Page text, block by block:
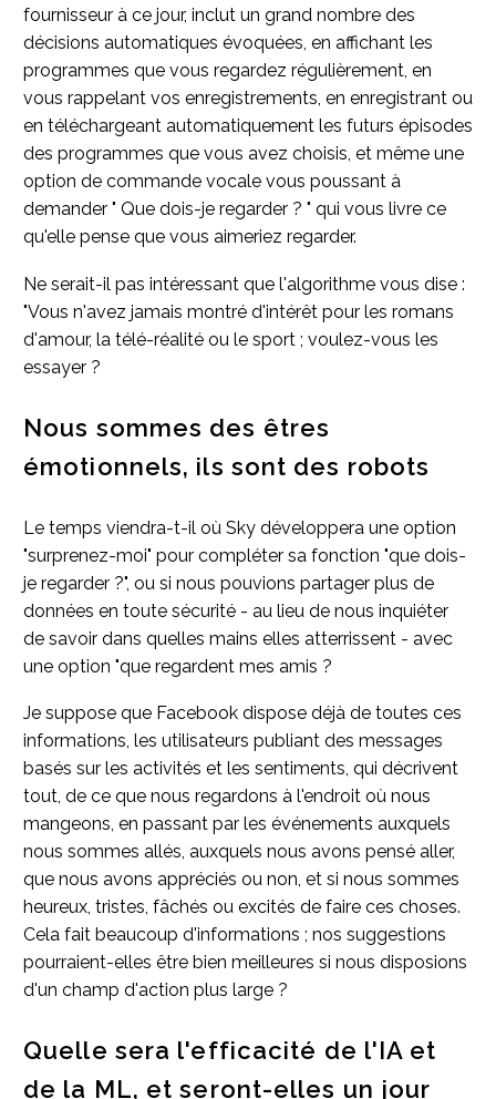
fournisseur à ce jour, inclut un grand nombre des
décisions automatiques évoquées, en affichant les
programmes que vous regardez régulièrement, en
vous rappelant vos enregistrements, en enregistrant ou
en téléchargeant automatiquement les futurs épisodes
des programmes que vous avez choisis, et même une
option de commande vocale vous poussant à
demander " Que dois-je regarder ? " qui vous livre ce
qu'elle pense que vous aimeriez regarder.
Ne serait-il pas intéressant que l'algorithme vous dise :
"Vous n'avez jamais montré d'intérêt pour les romans
d'amour, la télé-réalité ou le sport ; voulez-vous les
essayer ?
Nous sommes des êtres
émotionnels, ils sont des robots
Le temps viendra-t-il où Sky développera une option
"surprenez-moi" pour compléter sa fonction "que dois-
je regarder ?", ou si nous pouvions partager plus de
données en toute sécurité - au lieu de nous inquiéter
de savoir dans quelles mains elles atterrissent - avec
une option "que regardent mes amis ?
Je suppose que Facebook dispose déjà de toutes ces
informations, les utilisateurs publiant des messages
basés sur les activités et les sentiments, qui décrivent
tout, de ce que nous regardons à l'endroit où nous
mangeons, en passant par les événements auxquels
nous sommes allés, auxquels nous avons pensé aller,
que nous avons appréciés ou non, et si nous sommes
heureux, tristes, fâchés ou excités de faire ces choses.
Cela fait beaucoup d'informations ; nos suggestions
pourraient-elles être bien meilleures si nous disposions
d'un champ d'action plus large ?
Quelle sera l'efficacité de l'IA et
de la ML, et seront-elles un jour